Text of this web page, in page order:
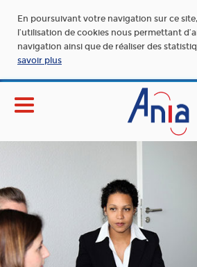
En poursuivant votre navigation sur ce
l’utilisation de cookies nous permettant
navigation ainsi que de réaliser des
savoir plus